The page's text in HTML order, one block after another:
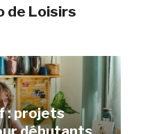
de Loisirs
: projets